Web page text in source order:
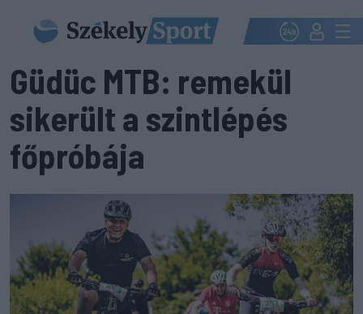
Güdüc MTB: remekül
sikerült a szintlépés
főpróbája